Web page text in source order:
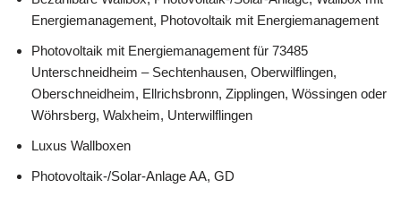
Energiemanagement, Photovoltaik mit Energiemanagement
Photovoltaik mit Energiemanagement für 73485
Unterschneidheim – Sechtenhausen, Oberwilflingen,
Oberschneidheim, Ellrichsbronn, Zipplingen, Wössingen oder
Wöhrsberg, Walxheim, Unterwilflingen
Luxus Wallboxen
Photovoltaik-/Solar-Anlage AA, GD